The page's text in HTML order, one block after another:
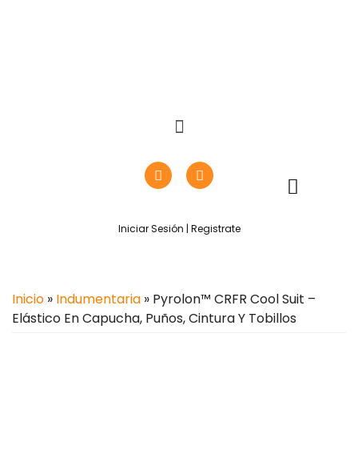
Iniciar Sesión | Registrate
Inicio » Indumentaria » Pyrolon™ CRFR Cool Suit –
Elástico En Capucha, Puños, Cintura Y Tobillos